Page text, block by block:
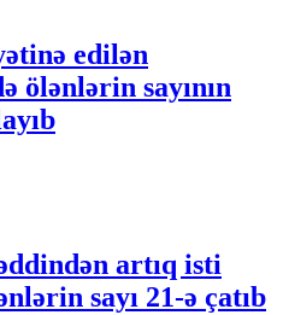
edilən
ölənlərin sayının
artıq isti
sayı 21-ə çatıb